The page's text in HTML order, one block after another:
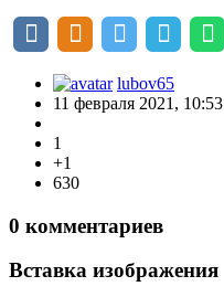
lubov65
11 февраля 2021, 10:53
1
+1
630
0 комментариев
Вставка изображения